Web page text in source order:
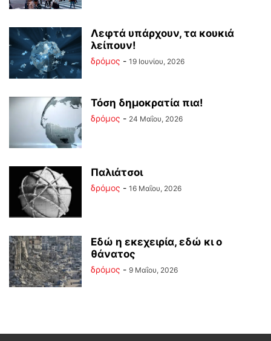
Λεφτά υπάρχουν, τα κουκιά
λείπουν!
δρόμος - 19 Ιουνίου, 2026
Τόση δημοκρατία πια!
δρόμος - 24 Μαΐου, 2026
Παλιάτσοι
δρόμος - 16 Μαΐου, 2026
Εδώ η εκεχειρία, εδώ κι ο
θάνατος
δρόμος - 9 Μαΐου, 2026